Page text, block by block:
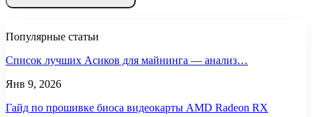
Популярные статьи
Список лучших Асиков для майнинга — анализ…
Янв 9, 2026
Гайд по прошивке биоса видеокарты AMD Radeon RX